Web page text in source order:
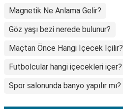
Magnetik Ne Anlama Gelir?
Göz yaşı bezi nerede bulunur?
Maçtan Önce Hangi İçecek İçilir?
Futbolcular hangi içecekleri içer?
Spor salonunda banyo yapılır mı?